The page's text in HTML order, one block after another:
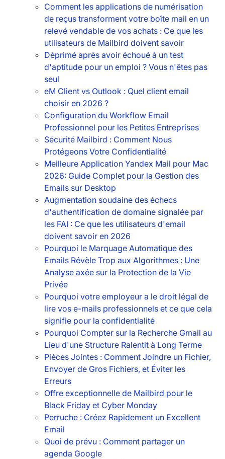
Comment les applications de numérisation
de reçus transforment votre boîte mail en un
relevé vendable de vos achats : Ce que les
utilisateurs de Mailbird doivent savoir
Déprimé après avoir échoué à un test
d'aptitude pour un emploi ? Vous n'êtes pas
seul
eM Client vs Outlook : Quel client email
choisir en 2026 ?
Configuration du Workflow Email
Professionnel pour les Petites Entreprises
Sécurité Mailbird : Comment Nous
Protégeons Votre Confidentialité
Meilleure Application Yandex Mail pour Mac
2026: Guide Complet pour la Gestion des
Emails sur Desktop
Augmentation soudaine des échecs
d'authentification de domaine signalée par
les FAI : Ce que les utilisateurs d'email
doivent savoir en 2026
Pourquoi le Marquage Automatique des
Emails Révèle Trop aux Algorithmes : Une
Analyse axée sur la Protection de la Vie
Privée
Pourquoi votre employeur a le droit légal de
lire vos e-mails professionnels et ce que cela
signifie pour la confidentialité
Pourquoi Compter sur la Recherche Gmail au
Lieu d'une Structure Ralentit à Long Terme
Pièces Jointes : Comment Joindre un Fichier,
Envoyer de Gros Fichiers, et Éviter les
Erreurs
Offre exceptionnelle de Mailbird pour le
Black Friday et Cyber Monday
Perruche : Créez Rapidement un Excellent
Email
Quoi de prévu : Comment partager un
agenda Google